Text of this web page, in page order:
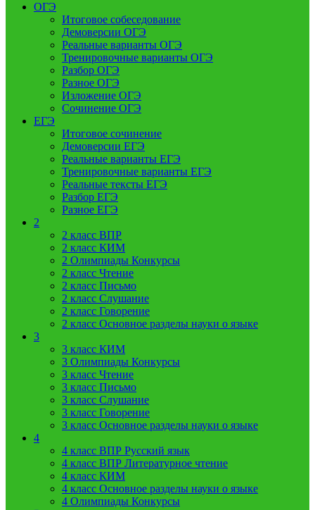
ОГЭ
Итоговое собеседование
Демоверсии ОГЭ
Реальные варианты ОГЭ
Тренировочные варианты ОГЭ
Разбор ОГЭ
Разное ОГЭ
Изложение ОГЭ
Сочинение ОГЭ
ЕГЭ
Итоговое сочинение
Демоверсии ЕГЭ
Реальные варианты ЕГЭ
Тренировочные варианты ЕГЭ
Реальные тексты ЕГЭ
Разбор ЕГЭ
Разное ЕГЭ
2
2 класс ВПР
2 класс КИМ
2 Олимпиады Конкурсы
2 класс Чтение
2 класс Письмо
2 класс Слушание
2 класс Говорение
2 класс Основное разделы науки о языке
3
3 класс КИМ
3 Олимпиады Конкурсы
3 класс Чтение
3 класс Письмо
3 класс Слушание
3 класс Говорение
3 класс Основное разделы науки о языке
4
4 класс ВПР Русский язык
4 класс ВПР Литературное чтение
4 класс КИМ
4 класс Основное разделы науки о языке
4 Олимпиады Конкурсы